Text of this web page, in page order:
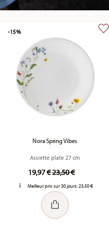
Nora Spring Vibes
Assiette plate 27 cm
19,97 €Price reduced from
23,50 €to
Meilleur prix sur 30 jours:23,50 €
-15%